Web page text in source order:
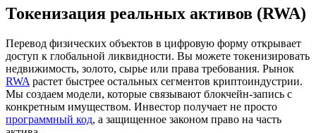
Токенизация реальных активов (RWA)
Перевод физических объектов в цифровую форму открывает
доступ к глобальной ликвидности. Вы можете токенизировать
недвижимость, золото, сырье или права требования. Рынок
RWA растет быстрее остальных сегментов криптоиндустрии.
Мы создаем модели, которые связывают блокчейн-запись с
конкретным имуществом. Инвестор получает не просто
программный код, а защищенное законом право на часть